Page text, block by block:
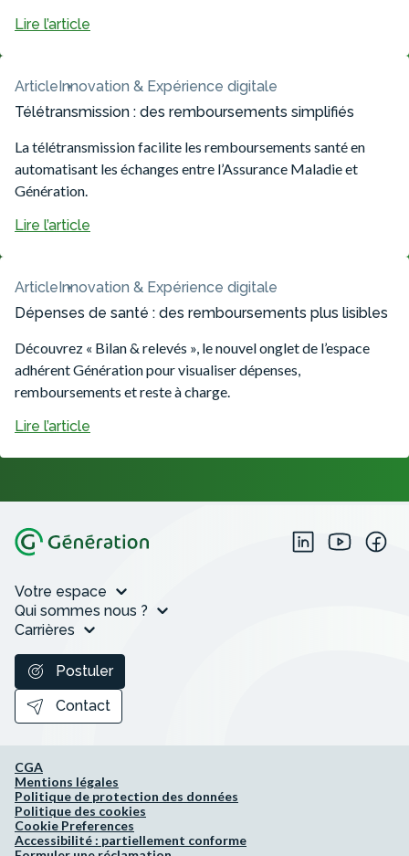
Lire l’article
Article Innovation & Expérience digitale
Télétransmission : des remboursements simplifiés
La télétransmission facilite les remboursements santé en
automatisant les échanges entre l’Assurance Maladie et
Génération.
Lire l’article
Article Innovation & Expérience digitale
Dépenses de santé : des remboursements plus lisibles
Découvrez « Bilan & relevés », le nouvel onglet de l’espace
adhérent Génération pour visualiser dépenses,
remboursements et reste à charge.
Lire l’article
Votre espace
Qui sommes nous ?
Carrières
Postuler
Contact
CGA
Mentions légales
Politique de protection des données
Politique des cookies
Cookie Preferences
Accessibilité : partiellement conforme